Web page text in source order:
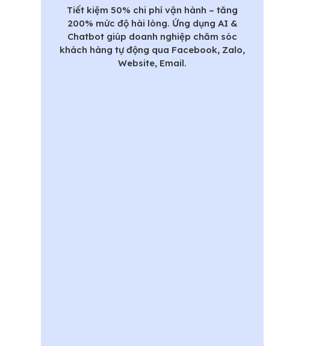
Tiết kiệm 50% chi phí vận hành – tăng
200% mức độ hài lòng. Ứng dụng AI &
Chatbot giúp doanh nghiệp chăm sóc
khách hàng tự động qua Facebook, Zalo,
Website, Email.